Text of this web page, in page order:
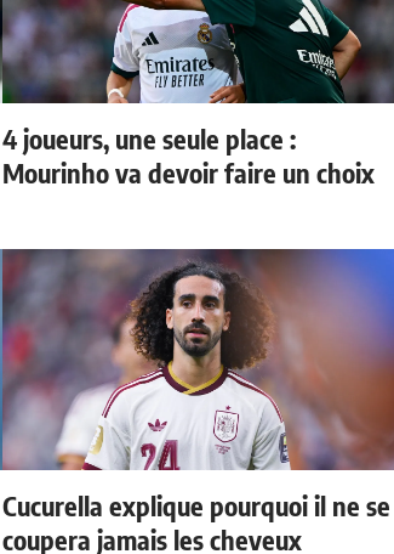
4 joueurs, une seule place :
Mourinho va devoir faire un choix
Cucurella explique pourquoi il ne se
coupera jamais les cheveux